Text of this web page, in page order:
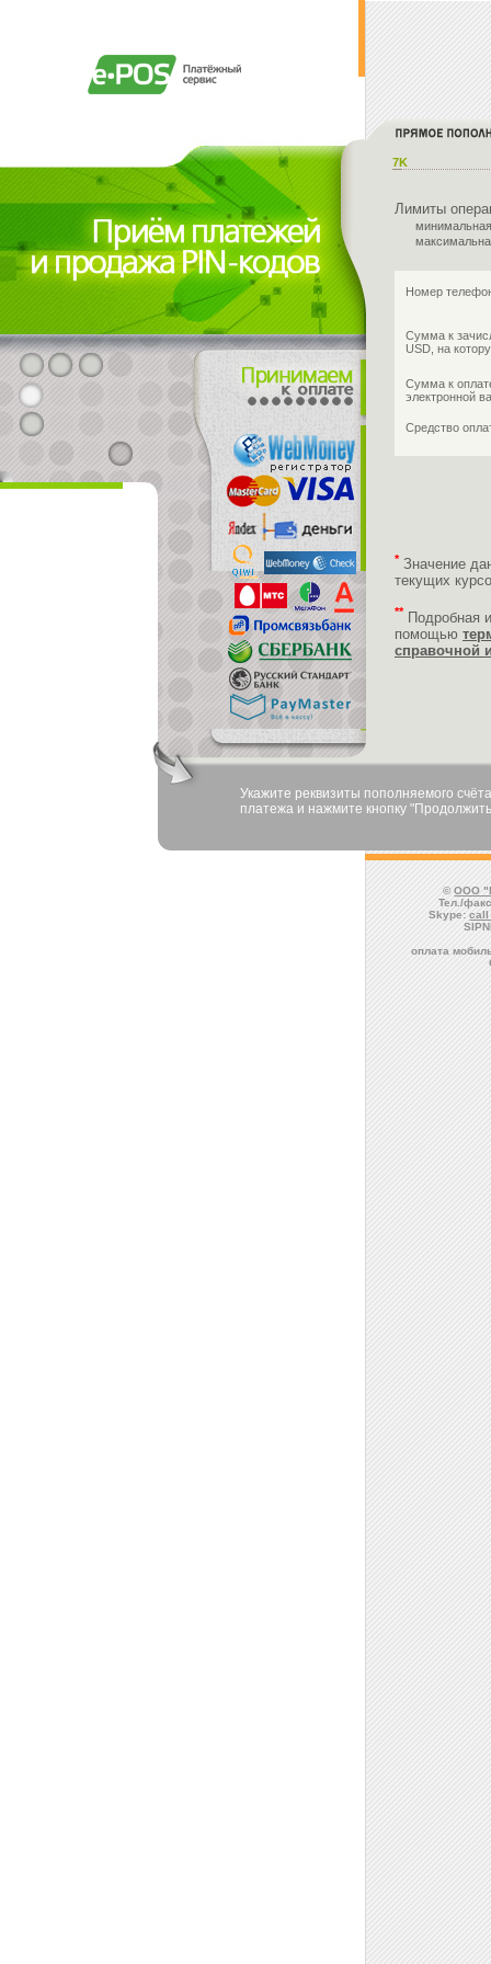
7K
Лимиты
Номер
Сумма к
USD, на
Сумма к
электронной
Средство
* Значение
текущих
** Подробная
помощью
справочной
Укажите реквизиты пополняемого
платежа и нажмите кнопку
©ООО
Тел./
Skype:
оплата